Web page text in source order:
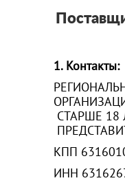
1. Контакты:
СТАРШЕ
КПП